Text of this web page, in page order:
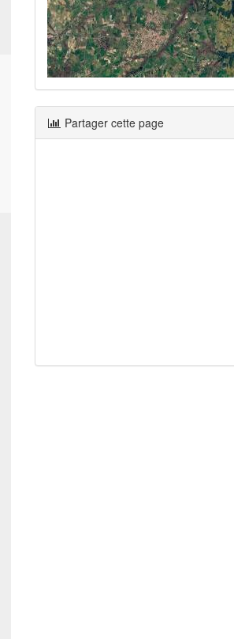
Partager cette page